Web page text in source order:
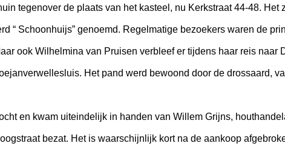
tegenover de plaats van het kasteel, nu Kerkstraat 44-48. Het
“ Schoonhuijs” genoemd. Regelmatige bezoekers waren de
ook Wilhelmina van Pruisen verbleef er tijdens haar reis naar
Het pand werd bewoond door de drossaard,
en kwam uiteindelijk in handen van Willem Grijns,
bezat. Het is waarschijnlijk kort na de aankoop